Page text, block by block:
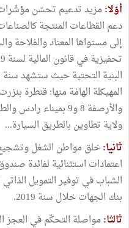
أوّلا:مزيد تدعيم تحسّن مؤشّرات
دعم القطاعات المنتجة
إلى مستواها المعتاد والفلاحة
المهيكلة الهامٰة منها: قنطرة
والأرصفة 8 و9
ولاية تطاوين بالطريق السيارة...
ثانيا:خلق مواطن الشغل وتشجيع
اعتمادات استثنائية لفائدة
الشباب في توفير التمويل
بنك الجهات خلال سنة 2019.
ثالثا: